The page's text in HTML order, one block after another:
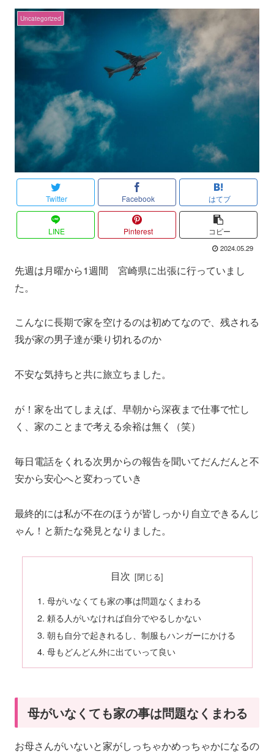
Uncategorized
Twitter Facebook はてブ
LINE Pinterest コピー
2024.05.29
先週は月曜から1週間 宮崎県に出張に行っていまし
た。
こんなに長期で家を空けるのは初めてなので、残される
我が家の男子達が乗り切れるのか
不安な気持ちと共に旅立ちました。
が！家を出てしまえば、早朝から深夜まで仕事で忙し
く、家のことまで考える余裕は無く（笑）
毎日電話をくれる次男からの報告を聞いてだんだんと不
安から安心へと変わっていき
最終的には私が不在のほうが皆しっかり自立できるんじ
ゃん！と新たな発見となりました。
目次
母がいなくても家の事は問題なくまわる
頼る人がいなければ自分でやるしかない
朝も自分で起きれるし、制服もハンガーにかける
母もどんどん外に出ていって良い
母がいなくても家の事は問題なくまわる
お母さんがいないと家がしっちゃかめっちゃかになるの